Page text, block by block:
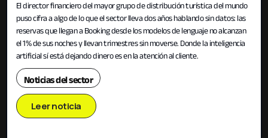
El director financiero del mayor grupo de distribución turística del mundo
puso cifra a algo de lo que el sector lleva dos años hablando sin datos: las
reservas que llegan a Booking desde los modelos de lenguaje no alcanzan
el 1% de sus noches y llevan trimestres sin moverse. Donde la inteligencia
artificial sí está dejando dinero es en la atención al cliente.
Noticias del sector
Leer noticia